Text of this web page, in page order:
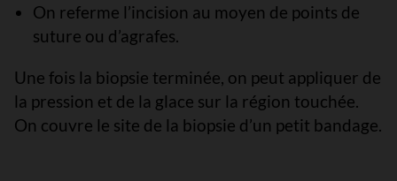
On referme l’incision au moyen de points de
suture ou d’agrafes.
Une fois la biopsie terminée, on peut appliquer de
la pression et de la glace sur la région touchée.
On couvre le site de la biopsie d’un petit bandage.